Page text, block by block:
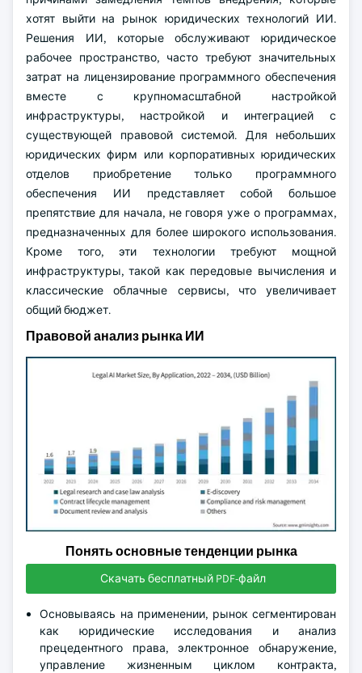
хотят выйти на рынок юридических технологий ИИ.
Решения ИИ, которые обслуживают юридическое
рабочее пространство, часто требуют значительных
затрат на лицензирование программного обеспечения
вместе с крупномасштабной настройкой
инфраструктуры, настройкой и интеграцией с
существующей правовой системой. Для небольших
юридических фирм или корпоративных юридических
отделов приобретение только программного
обеспечения ИИ представляет собой большое
препятствие для начала, не говоря уже о программах,
предназначенных для более широкого использования.
Кроме того, эти технологии требуют мощной
инфраструктуры, такой как передовые вычисления и
классические облачные сервисы, что увеличивает
общий бюджет.
Правовой анализ рынка ИИ
Понять основные тенденции рынка
Скачать бесплатный PDF-файл
Основываясь на применении, рынок сегментирован
как юридические исследования и анализ
прецедентного права, электронное обнаружение,
управление жизненным циклом контракта,